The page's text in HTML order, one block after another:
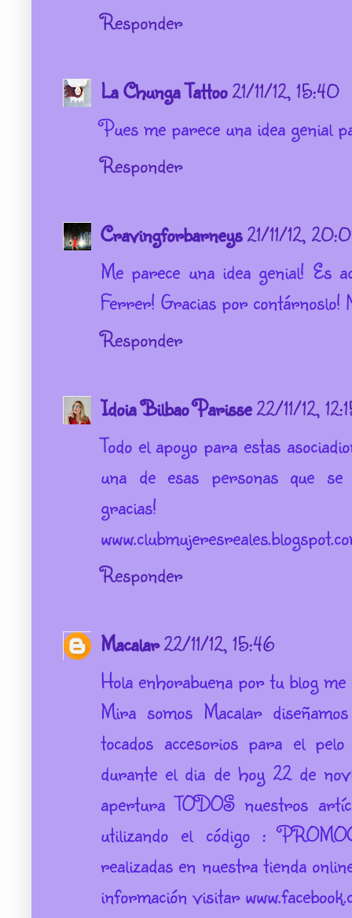
Responder
La Chunga Tattoo21/11/12, 15:40
Pues me parece una idea genial
Responder
Cravingforbarneys21/11/12,
Me parece una idea genial! Es
Ferrer! Gracias por contárnoslo!
Responder
Idoia Bilbao Parisse22/11/12,
Todo el apoyo para estas
una de esas personas que se
gracias!
Responder
Macalar22/11/12, 15:46
Hola enhorabuena por tu blog me
Mira somos Macalar
tocados accesorios para el
durante el dia de hoy 22 de
apertura TODOS nuestros
utilizando el código :
realizadas en nuestra tienda
información visitar